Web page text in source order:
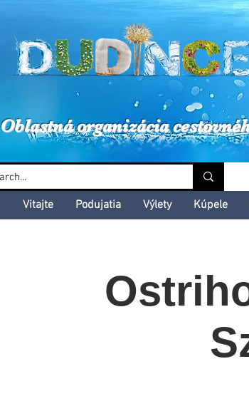
Dudinské
Oblastná organizácia
Vitajte Podujatia Výlety Kúpele